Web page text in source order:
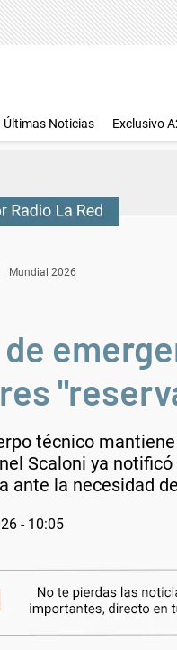
Últimas Noticias Exclusivo
Mundial 2026
de
técnico
Scaloni ya
ante la necesidad
- 10:05